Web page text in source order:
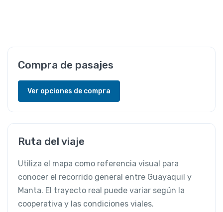
Compra de pasajes
Ver opciones de compra
Ruta del viaje
Utiliza el mapa como referencia visual para
conocer el recorrido general entre Guayaquil y
Manta. El trayecto real puede variar según la
cooperativa y las condiciones viales.